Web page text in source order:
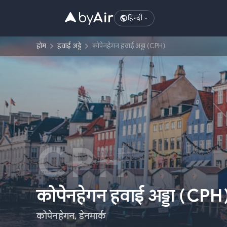
हिन्दी
होम हवाई अड्डे कोपेनहेगन हवाई अड्डा (CPH)
CPH
कोपेनहेगन हवाई अड्डा(CPH
कोपेनहेगन,डेनमार्क